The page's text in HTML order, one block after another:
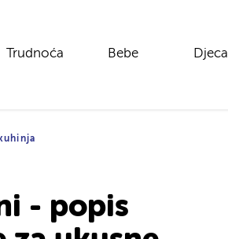
Trudnoća Bebe Djeca
- popis